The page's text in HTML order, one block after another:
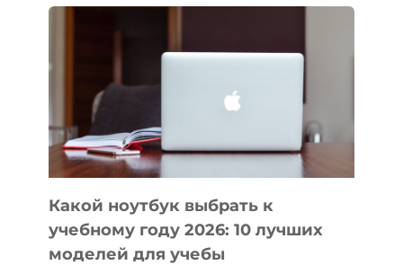
ПОМОГАЮТ
СОЗДАВАТЬ
БЕЗ
СЛОЖНОГО
КОДА
Какой ноутбук выбрать к
учебному году 2026: 10 лучших
моделей для учебы